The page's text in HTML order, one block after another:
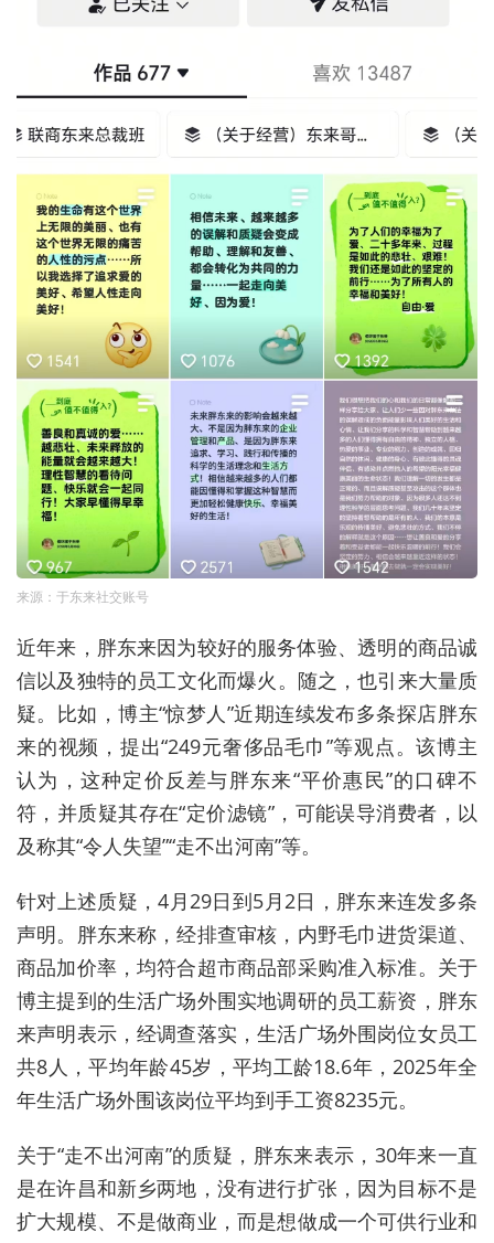
来源：于东来社交账号
近年来，胖东来因为较好的服务体验‌、‌透明的商品诚
信‌以及‌独特的员工文化‌而爆火。随之，也引来大量质
疑。比如，博主“惊梦人”近期连续发布多条探店胖东
来的视频，提出“249元奢侈品毛巾”等观点。该博主
认为，这种定价反差与胖东来“平价惠民”的口碑不
符，并质疑其存在“定价滤镜”，可能误导消费者 ，以
及称其“令人失望”“走不出河南”等。
针对上述质疑，4月29日到5月2日，胖东来连发多条
声明。 胖东来称，经排查审核，内野毛巾进货渠道、
商品加价率，均符合超市商品部采购准入标准。关于
博主提到的生活广场外围实地调研的员工薪资，胖东
来声明表示，经调查落实，生活广场外围岗位女员工
共8人，平均年龄45岁，平均工龄18.6年，2025年全
年生活广场外围该岗位平均到手工资8235元。
关于“走不出河南”的质疑，胖东来表示，30年来一直
是在许昌和新乡两地，没有进行扩张，因为目标不是
扩大规模、不是做商业，而是想做成一个可供行业和